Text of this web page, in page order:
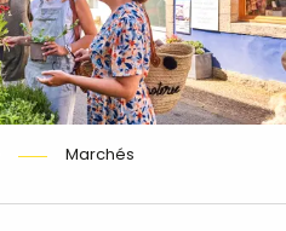
Marchés